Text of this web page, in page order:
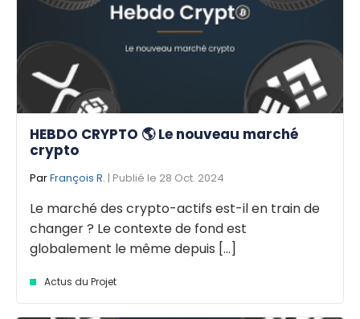
HEBDO CRYPTO 🌎 Le nouveau marché
crypto
ParFrançois R. | Publié le 28 Oct. 2024
Le marché des crypto-actifs est-il en train de
changer ? Le contexte de fond est
globalement le même depuis [...]
Actus du Projet